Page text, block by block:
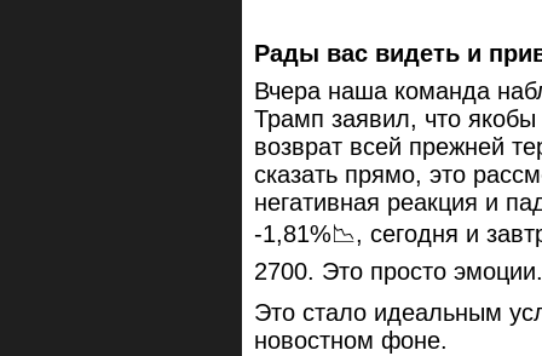
Рады вас видеть и
Вчера наша команда
Трамп заявил, что якобы
возврат всей прежней
сказать прямо, это
негативная реакция и
-1,81%📉, сегодня и
2700. Это просто эмоции.
Это стало идеальным
новостном фоне.